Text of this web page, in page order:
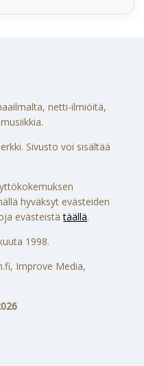
netti-ilmiöitä,
Sivusto voi sisältää
hyväksyt evästeiden
evästeistätäällä.
1998.
Improve Media,